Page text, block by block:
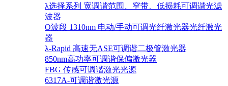
λ选择系列 宽调谐范围、窄带、低损耗可调谐光滤
波器
O波段 1310nm 电动/手动可调光纤激光器光纤激光
器
λ-Rapid 高速无ASE可调谐二极管激光器
850nm高功率可调谐保偏激光器
FBG 传感可调谐激光光源
6317A-可调谐激光源